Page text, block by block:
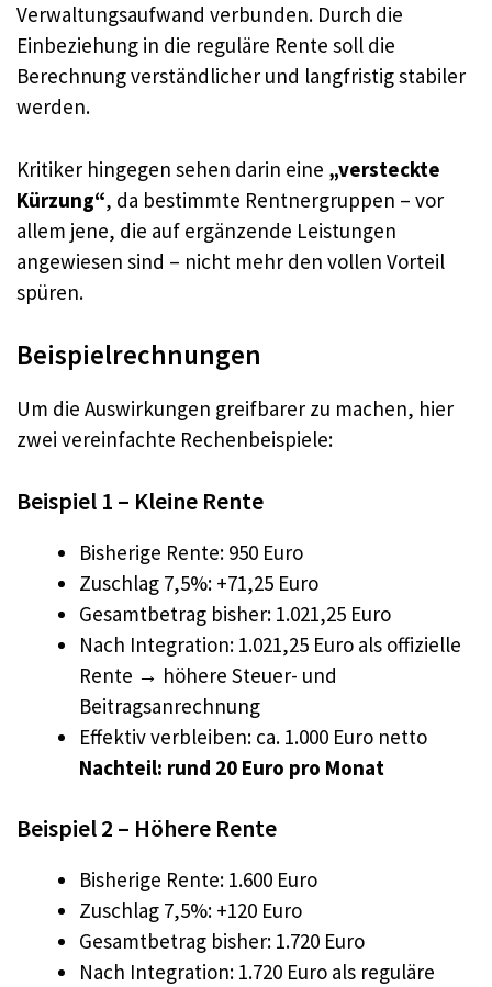
Verwaltungsaufwand verbunden. Durch die
Einbeziehung in die reguläre Rente soll die
Berechnung verständlicher und langfristig stabiler
werden.
Kritiker hingegen sehen darin eine „versteckte
Kürzung“, da bestimmte Rentnergruppen – vor
allem jene, die auf ergänzende Leistungen
angewiesen sind – nicht mehr den vollen Vorteil
spüren.
Beispielrechnungen
Um die Auswirkungen greifbarer zu machen, hier
zwei vereinfachte Rechenbeispiele:
Beispiel 1 – Kleine Rente
Bisherige Rente: 950 Euro
Zuschlag 7,5%: +71,25 Euro
Gesamtbetrag bisher: 1.021,25 Euro
Nach Integration: 1.021,25 Euro als offizielle
Rente → höhere Steuer- und
Beitragsanrechnung
Effektiv verbleiben: ca. 1.000 Euro netto
Nachteil: rund 20 Euro pro Monat
Beispiel 2 – Höhere Rente
Bisherige Rente: 1.600 Euro
Zuschlag 7,5%: +120 Euro
Gesamtbetrag bisher: 1.720 Euro
Nach Integration: 1.720 Euro als reguläre